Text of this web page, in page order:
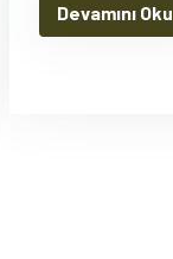
Devamını Oku